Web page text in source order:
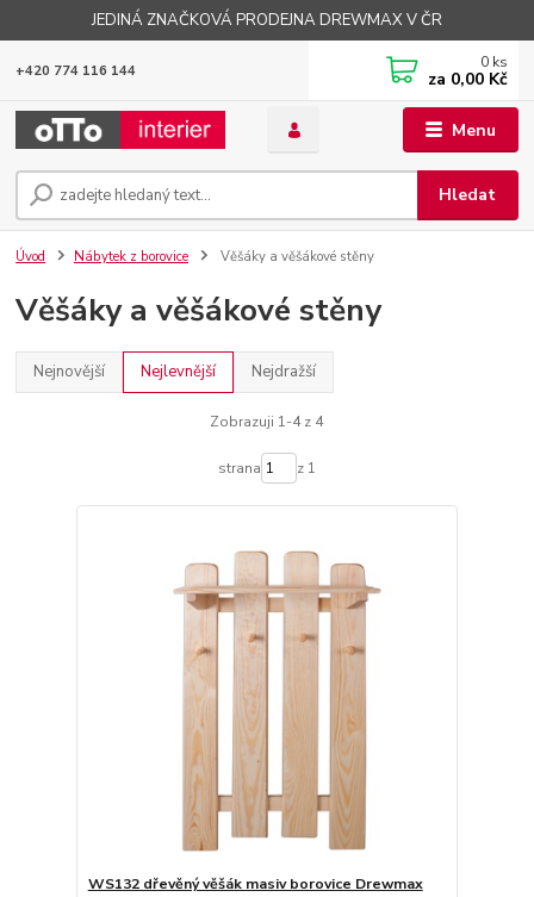
JEDINÁ ZNAČKOVÁ PRODEJNA DREWMAX V ČR
Menu
Hledat
+420 774 116 144 0 ks
za 0,00 Kč
Úvod Nábytek z borovice Věšáky a věšákové stěny
Věšáky a věšákové stěny
Nejnovější Nejlevnější Nejdražší
Zobrazuji 1-4 z 4
strana z 1
WS132 dřevěný věšák masiv borovice Drewmax